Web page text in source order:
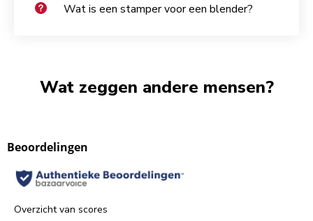
Wat is een stamper voor een blender?
Wat zeggen andere mensen?